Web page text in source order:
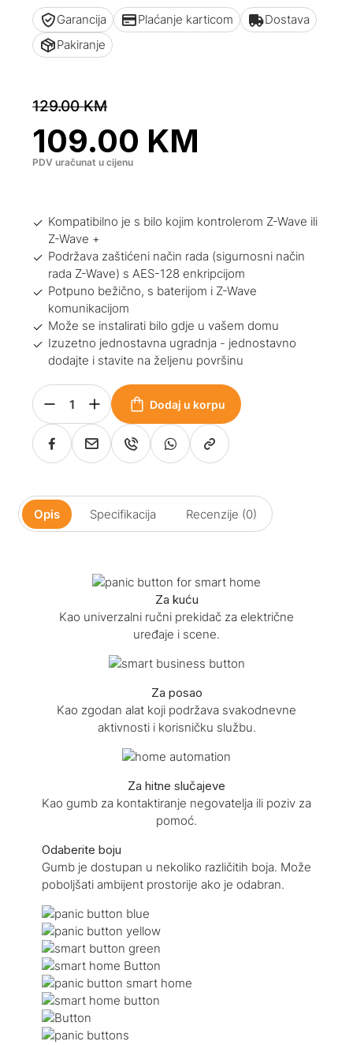
Garancija Plaćanje karticom
Dostava
Pakiranje
129.00KM
109.00 KM
PDV uračunat u cijenu
Kompatibilno je s bilo kojim kontrolerom Z-Wave ili
Z-Wave +
Podržava zaštićeni način rada (sigurnosni način
rada Z-Wave) s AES-128 enkripcijom
Potpuno bežično, s baterijom i Z-Wave
komunikacijom
Može se instalirati bilo gdje u vašem domu
Izuzetno jednostavna ugradnja - jednostavno
dodajte i stavite na željenu površinu
Dodaj u korpu
Opis Specifikacija Recenzije (0)
Za kuću
Kao univerzalni ručni prekidač za električne
uređaje i scene.
Za posao
Kao zgodan alat koji podržava svakodnevne
aktivnosti i korisničku službu.
Za hitne slučajeve
Kao gumb za kontaktiranje negovatelja ili poziv za
pomoć.
Odaberite boju
Gumb je dostupan u nekoliko različitih boja. Može
poboljšati ambijent prostorije ako je odabran.